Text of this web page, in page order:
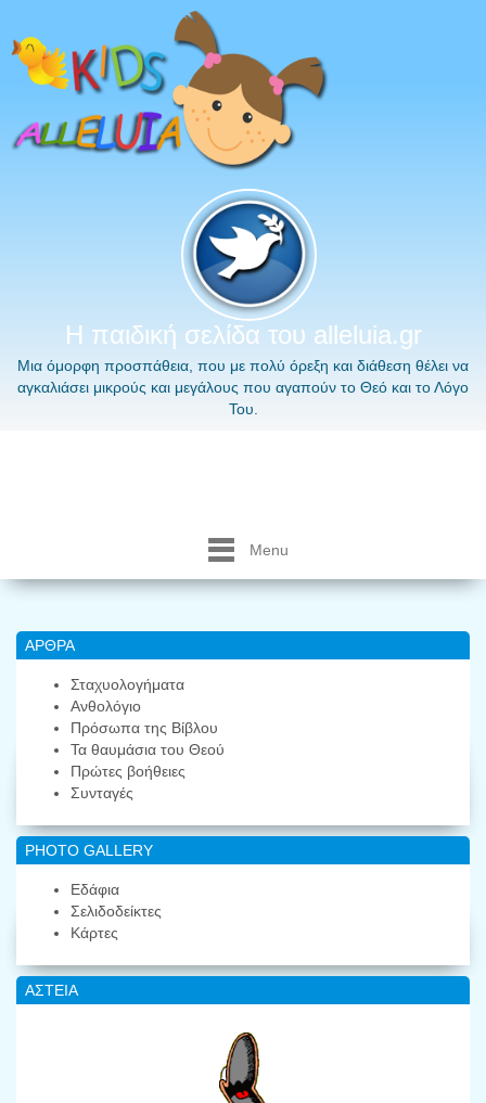
Η παιδική σελίδα του alleluia.gr
Μια όμορφη προσπάθεια, που με πολύ όρεξη και διάθεση θέλει να
αγκαλιάσει μικρούς και μεγάλους που αγαπούν το Θεό και το Λόγο
Του.
Menu
ΑΡΘΡΑ
Σταχυολογήματα
Ανθολόγιο
Πρόσωπα της Βίβλου
Τα θαυμάσια του Θεού
Πρώτες βοήθειες
Συνταγές
PHOTO GALLERY
Εδάφια
Σελιδοδείκτες
Κάρτες
ΑΣΤΕΙΑ